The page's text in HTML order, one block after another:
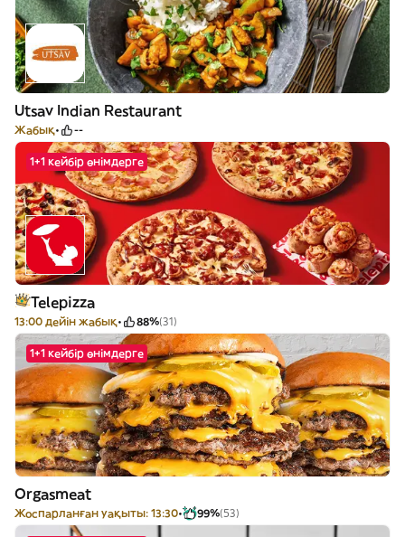
Utsav Indian Restaurant
Жабық --
1+1 кейбір өнімдерге
Telepizza
13:00 дейін жабық 88%(31)
1+1 кейбір өнімдерге
Orgasmeat
Жоспарланған уақыты: 13:30 99%(53)